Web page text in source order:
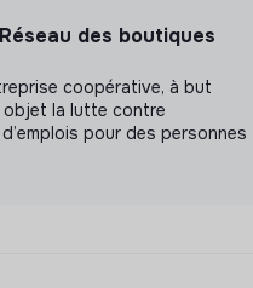
des boutiques
coopérative, à but
objet la lutte contre
pour des personnes